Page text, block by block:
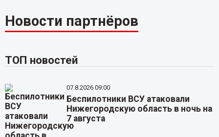
Новости партнёров
ТОП новостей
07.8.2026 09:00
Беспилотники ВСУ атаковали
Нижегородскую область в ночь на
7 августа